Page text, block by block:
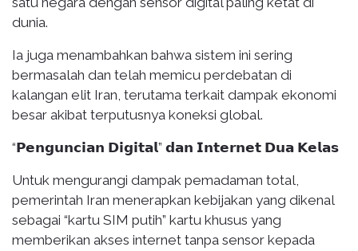
dunia.
Ia juga menambahkan bahwa sistem ini sering
bermasalah dan telah memicu perdebatan di
kalangan elit Iran, terutama terkait dampak ekonomi
besar akibat terputusnya koneksi global.
“𝗣𝗲𝗻𝗴𝘂𝗻𝗰𝗶𝗮𝗻 𝗗𝗶𝗴𝗶𝘁𝗮𝗹” 𝗱𝗮𝗻 𝗜𝗻𝘁𝗲𝗿𝗻𝗲𝘁 𝗗𝘂𝗮 𝗞𝗲𝗹𝗮𝘀
Untuk mengurangi dampak pemadaman total,
pemerintah Iran menerapkan kebijakan yang dikenal
sebagai “kartu SIM putih” kartu khusus yang
memberikan akses internet tanpa sensor kepada